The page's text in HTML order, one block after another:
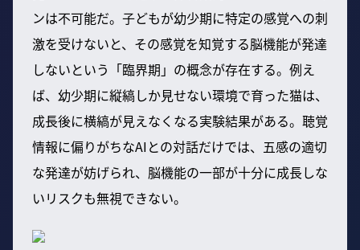
ンは不可能だ。子どもが幼少期に特定の感覚への刺
激を受けないと、その感覚を知覚する脳機能が発達
しないという「臨界期」の概念が存在する。例え
ば、幼少期に縦縞しか見せない環境で育った猫は、
成長後に横縞が見えなくなる実験結果がある。聴覚
情報に偏りがちなAIとの対話だけでは、五感の適切
な発達が妨げられ、脳機能の一部が十分に成長しな
いリスクも無視できない。